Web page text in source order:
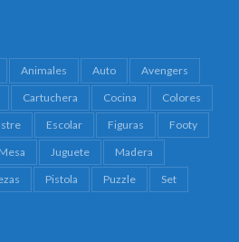
Animales Auto
Avengers
Cartuchera Cocina
Colores
Escolar Figuras
Footy
Juguete
Madera
Pistola Puzzle
Set